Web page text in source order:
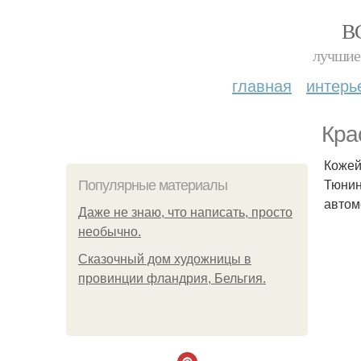
лучшие
главная
Популярные материалы
Даже не знаю, что написать, просто
необычно.
Сказочный дом художницы в
провинции фландрия, Бельгия.